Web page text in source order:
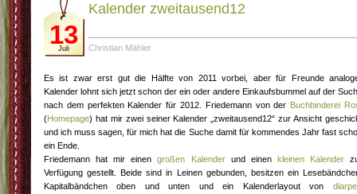
13
Juli
Kalender zweitausend12
Christian Mähler
Es ist zwar erst gut die Hälfte von 2011 vorbei, aber für Freunde
Kalender lohnt sich jetzt schon der ein oder andere Einkaufsbummel auf der
nach dem perfekten Kalender für 2012. Friedemann von der Buchbinderei
(Homepage) hat mir zwei seiner Kalender „zweitausend12“ zur Ansicht
und ich muss sagen, für mich hat die Suche damit für kommendes Jahr fast
ein Ende.
Friedemann hat mir einengroßen Kalenderund einen kleinen Kalender
Verfügung gestellt. Beide sind in Leinen gebunden, besitzen ein
Kapitalbändchen oben und unten und ein Kalenderlayout von